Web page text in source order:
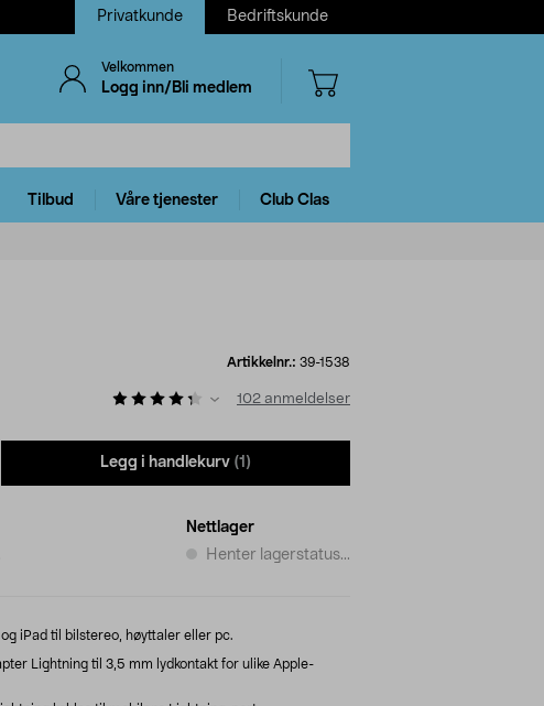
Privatkunde Bedriftskunde
Velkommen
Logg inn/Bli medlem
Tilbud Våre tjenester Club Clas
Artikkelnr.: 39-1538
102 anmeldelser
Legg i handlekurv (1)
Nettlager
Henter lagerstatus...
og iPad til bilstereo, høyttaler eller pc.
Lightning til 3,5 mm lydkontakt for ulike Apple-